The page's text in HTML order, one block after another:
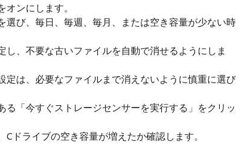
ンにします。
選び、毎日、毎週、毎月、または空き容量が少ない時
、不要な古いファイルを自動で消せるようにしま
定は、必要なファイルまで消えないように慎重に選び
「今すぐストレージセンサーを実行する」をクリッ
ドライブの空き容量が増えたか確認します。